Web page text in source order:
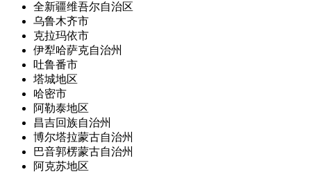
全新疆维吾尔自治区
乌鲁木齐市
克拉玛依市
伊犁哈萨克自治州
吐鲁番市
塔城地区
哈密市
阿勒泰地区
昌吉回族自治州
博尔塔拉蒙古自治州
巴音郭楞蒙古自治州
阿克苏地区